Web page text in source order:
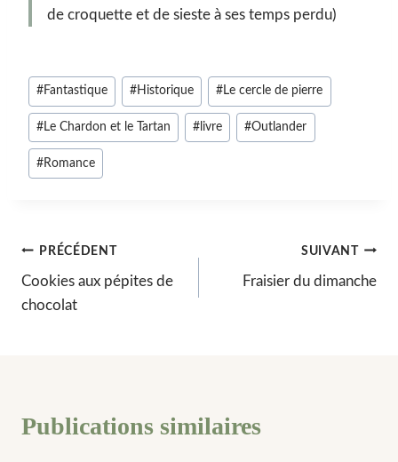
de croquette et de sieste à ses temps perdu)
Étiquettes
de
la
publication :
#Fantastique #Historique #Le cercle de pierre
#Le Chardon et le Tartan # livre #Outlander
#Romance
Navigation
de
PRÉCÉDENT
Cookies aux pépites de
chocolat
SUIVANT
Fraisier du dimanche
Publications similaires